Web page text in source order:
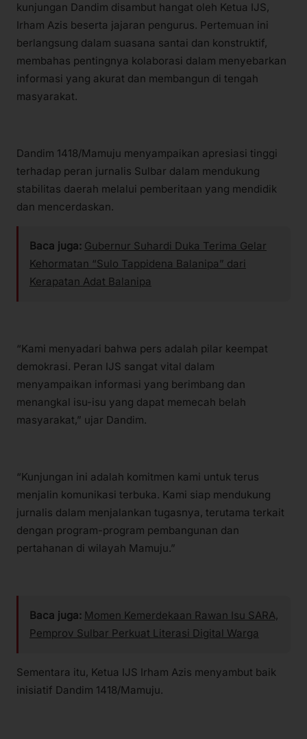
kunjungan Dandim disambut hangat oleh Ketua IJS,
Irham Azis beserta jajaran pengurus. Pertemuan ini
berlangsung dalam suasana santai dan konstruktif,
membahas pentingnya kolaborasi dalam menyebarkan
informasi yang akurat dan membangun di tengah
masyarakat.
Dandim 1418/Mamuju menyampaikan apresiasi tinggi
terhadap peran jurnalis Sulbar dalam mendukung
stabilitas daerah melalui pemberitaan yang mendidik
dan mencerdaskan.
Baca juga: Gubernur Suhardi Duka Terima Gelar
Kehormatan “Sulo Tappidena Balanipa” dari
Kerapatan Adat Balanipa
“Kami menyadari bahwa pers adalah pilar keempat
demokrasi. Peran IJS sangat vital dalam
menyampaikan informasi yang berimbang dan
menangkal isu-isu yang dapat memecah belah
masyarakat,” ujar Dandim.
“Kunjungan ini adalah komitmen kami untuk terus
menjalin komunikasi terbuka. Kami siap mendukung
jurnalis dalam menjalankan tugasnya, terutama terkait
dengan program-program pembangunan dan
pertahanan di wilayah Mamuju.”
Baca juga: Momen Kemerdekaan Rawan Isu SARA,
Pemprov Sulbar Perkuat Literasi Digital Warga
Sementara itu, Ketua IJS Irham Azis menyambut baik
inisiatif Dandim 1418/Mamuju.